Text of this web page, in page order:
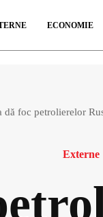
ECONOMIE
dă foc petrolierelor
Externe